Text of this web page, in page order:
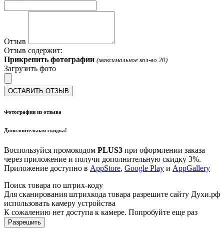
Отзыв
Отзыв содержит:
Прикрепить фотографии (максимальное кол-во 20)
Загрузить фото
ОСТАВИТЬ ОТЗЫВ
Фотографии из отзыва
Дополнительная скидка!
Воспользуйся промокодом PLUS3 при оформлении заказа
через приложение и получи дополнительную скидку 3%.
Приложение доступно в AppStore, Google Play и AppGallery
Поиск товара по штрих-коду
Для сканирования штрихкода товара разрешите сайту Духи.рф
использовать камеру устройства
К сожалению нет доступа к камере. Попробуйте еще раз
Разрешить